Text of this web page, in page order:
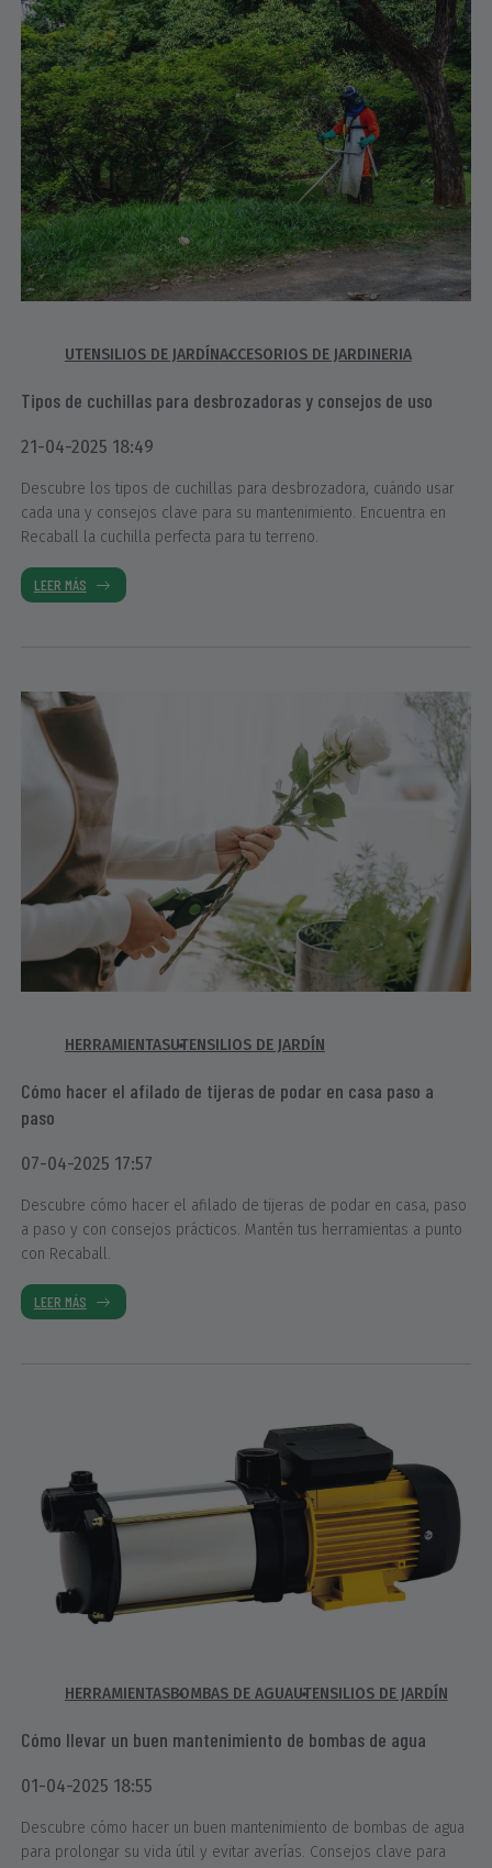
UTENSILIOS DE JARDÍNACCESORIOS DE JARDINERIA
Tipos de cuchillas para desbrozadoras y consejos de uso
21-04-2025 18:49
Descubre los tipos de cuchillas para desbrozadora, cuándo usar
cada una y consejos clave para su mantenimiento. Encuentra en
Recaball la cuchilla perfecta para tu terreno.
LEER MÁS
HERRAMIENTASUTENSILIOS DE JARDÍN
Cómo hacer el afilado de tijeras de podar en casa paso a
paso
07-04-2025 17:57
Descubre cómo hacer el afilado de tijeras de podar en casa, paso
a paso y con consejos prácticos. Mantén tus herramientas a punto
con Recaball.
LEER MÁS
HERRAMIENTASBOMBAS DE AGUAUTENSILIOS DE JARDÍN
Cómo llevar un buen mantenimiento de bombas de agua
01-04-2025 18:55
Descubre cómo hacer un buen mantenimiento de bombas de agua
para prolongar su vida útil y evitar averías. Consejos clave para